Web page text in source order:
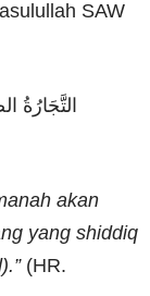
SAW
التَّجَارُةُ
akan
yang shiddiq
(HR.